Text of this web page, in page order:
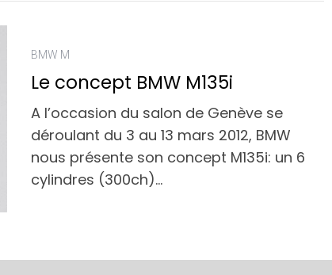
BMW M
Le concept BMW M135i
A l’occasion du salon de Genève se
déroulant du 3 au 13 mars 2012, BMW
nous présente son concept M135i: un 6
cylindres (300ch)…